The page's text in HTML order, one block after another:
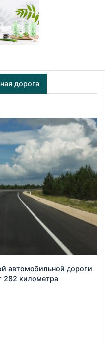
дорога
автомобильной дороги
282 километра